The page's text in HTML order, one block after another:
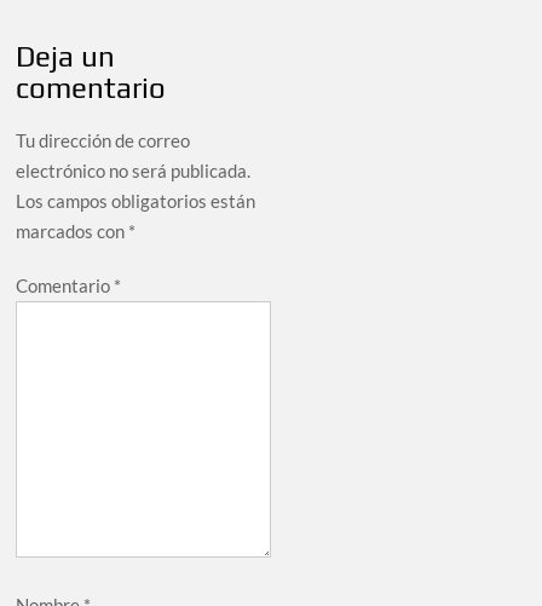
Deja un
comentario
Tu dirección de correo
electrónico no será publicada.
Los campos obligatorios están
marcados con *
Comentario *